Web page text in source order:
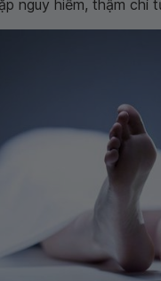
nguy hiểm, thậm chí